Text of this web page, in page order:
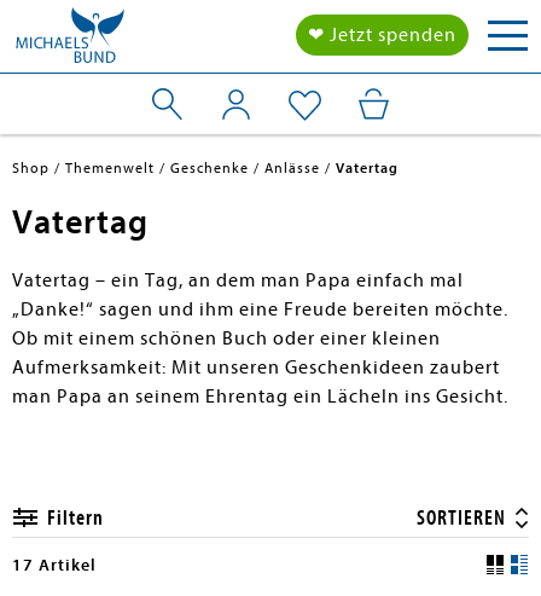
❤ Jetzt spenden
Shop Themenwelt Geschenke Anlässe Vatertag
Vatertag
Vatertag – ein Tag, an dem man Papa einfach mal
„Danke!“ sagen und ihm eine Freude bereiten möchte.
Ob mit einem schönen Buch oder einer kleinen
Aufmerksamkeit: Mit unseren Geschenkideen zaubert
man Papa an seinem Ehrentag ein Lächeln ins Gesicht.
Filtern SORTIEREN
17 Artikel